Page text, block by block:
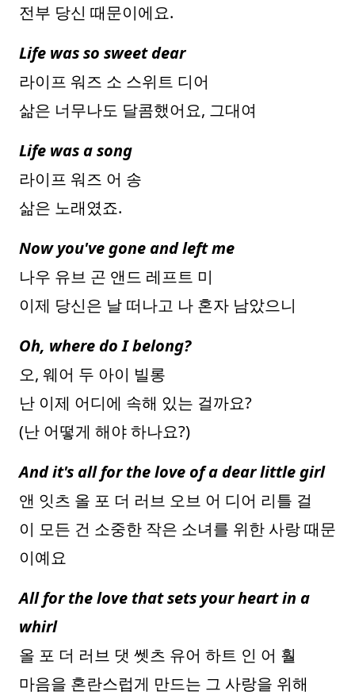
전부 당신 때문이에요.
Life was so sweet dear
라이프 워즈 소 스위트 디어
삶은 너무나도 달콤했어요, 그대여
Life was a song
라이프 워즈 어 송
삶은 노래였죠.
Now you've gone and left me
나우 유브 곤 앤드 레프트 미
이제 당신은 날 떠나고 나 혼자 남았으니
Oh, where do I belong?
오, 웨어 두 아이 빌롱
난 이제 어디에 속해 있는 걸까요?
(난 어떻게 해야 하나요?)
And it's all for the love of a dear little girl
앤 잇츠 올 포 더 러브 오브 어 디어 리틀 걸
이 모든 건 소중한 작은 소녀를 위한 사랑 때문
이예요
All for the love that sets your heart in a
whirl
올 포 더 러브 댓 쎗츠 유어 하트 인 어 훨
마음을 혼란스럽게 만드는 그 사랑을 위해